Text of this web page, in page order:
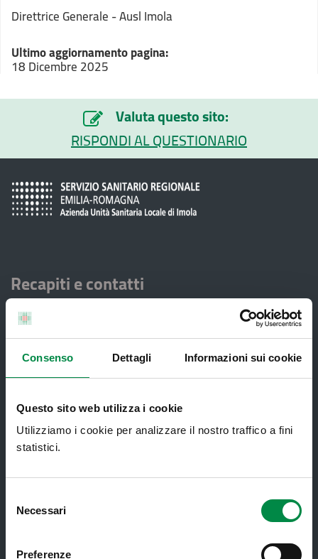
Consenso Dettagli Informazioni sui cookie
Questo sito web utilizza i cookie
Utilizziamo i cookie per analizzare il nostro traffico a fini
statistici.
delNecessari
Preferenze
Direttrice Generale -Ausl Imola
Ultimo aggiornamento pagina:
18 Dicembre 2025
Valuta questo sito:
RISPONDI AL QUESTIONARIO
Recapiti e contatti
Azienda USL di Imola - Sede legale: Viale Amendola, 2
- 40026 Imola
T. +39 0542 604111 - F. +39 0542 604013 - CF
90000900374 - Partita IVA 00705271203
Servizi al cittadino
Ambulatori di Continuità Assistenziale
e CAU
Assistenza sanitaria transfrontaliera